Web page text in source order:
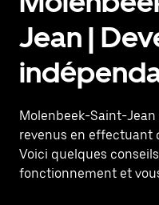
Jean |
Molenbeek-Saint-
revenus en effectuant
Voici quelques
fonctionnement et